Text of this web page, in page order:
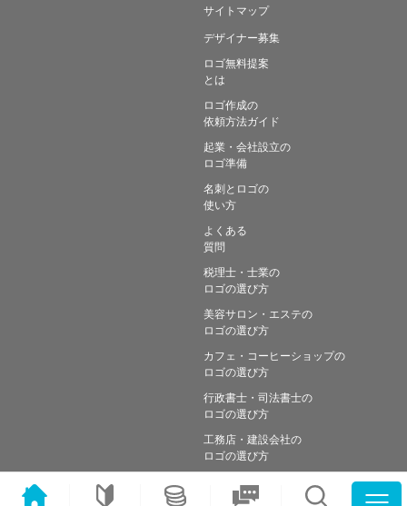
サイトマップ
デザイナー募集
ロゴ無料提案
とは
ロゴ作成の
依頼方法ガイド
起業・会社設立の
ロゴ準備
名刺とロゴの
使い方
よくある
質問
税理士・士業の
ロゴの選び方
美容サロン・エステの
ロゴの選び方
カフェ・コーヒーショップの
ロゴの選び方
行政書士・司法書士の
ロゴの選び方
工務店・建設会社の
ロゴの選び方